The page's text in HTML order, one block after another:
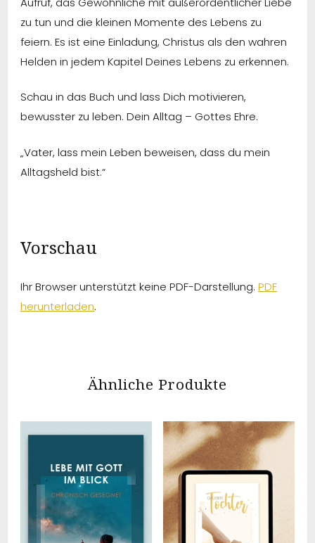
zu tun und die kleinen Momente des Lebens zu
feiern. Es ist eine Einladung, Christus als den wahren
Helden in jedem Kapitel Deines Lebens zu erkennen.
Schau in das Buch und lass Dich motivieren,
bewusster zu leben. Dein Alltag – Gottes Ehre.
„Vater, lass mein Leben beweisen, dass du mein
Alltagsheld bist.“
Vorschau
Ihr Browser unterstützt keine PDF-Darstellung. PDF
herunterladen.
Ähnliche Produkte